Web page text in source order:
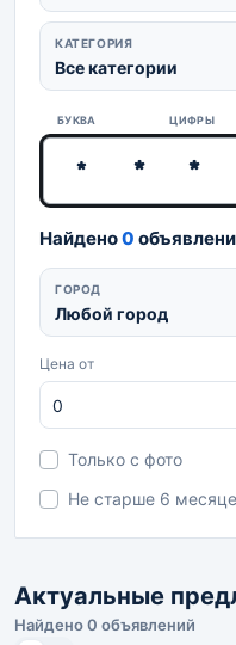
КАТЕГОРИЯ
Все категории
БУКВА ЦИФРЫ
Найдено0
ГОРОД
Любой город
Цена от
Только с фото
Не старше 6
Актуальные
Найдено 0 объявлений